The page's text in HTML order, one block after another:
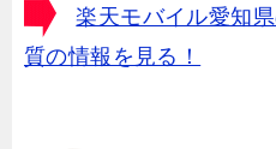
楽天モバイル愛知
質の情報を見る！